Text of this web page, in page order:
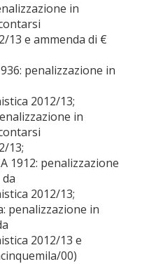
in
13 e ammenda di €
penalizzazione in
2012/13;
in
13;
1912: penalizzazione
2012/13;
penalizzazione in
2012/13 e
00)